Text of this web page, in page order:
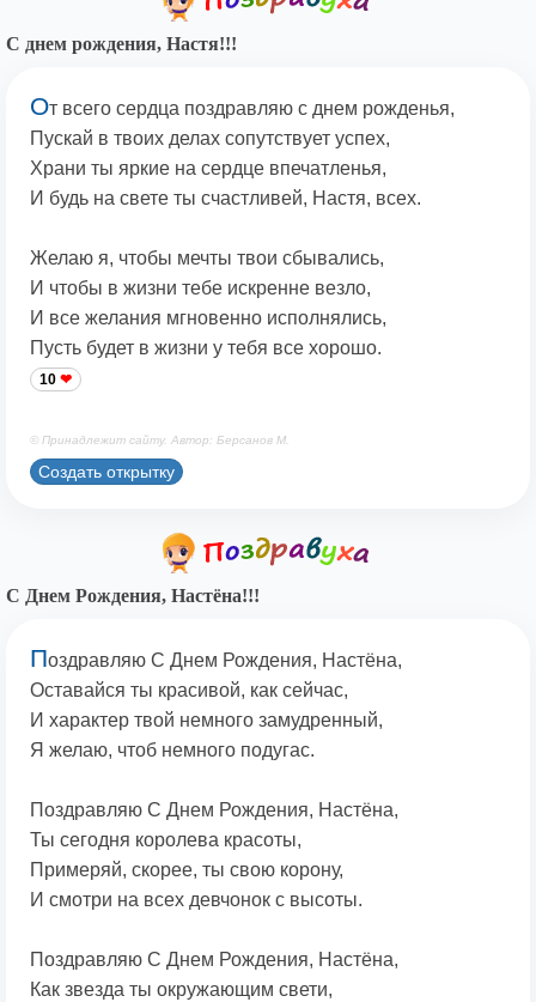
С днем рождения, Настя!!!
От всего сердца поздравляю с днем рожденья,
Пускай в твоих делах сопутствует успех,
Храни ты яркие на сердце впечатленья,
И будь на свете ты счастливей, Настя, всех.
Желаю я, чтобы мечты твои сбывались,
И чтобы в жизни тебе искренне везло,
И все желания мгновенно исполнялись,
Пусть будет в жизни у тебя все хорошо.
10
© Принадлежит сайту. Автор: Берсанов М.
Создать открытку
С Днем Рождения, Настёна!!!
Поздравляю С Днем Рождения, Настёна,
Оставайся ты красивой, как сейчас,
И характер твой немного замудренный,
Я желаю, чтоб немного подугас.
Поздравляю С Днем Рождения, Настёна,
Ты сегодня королева красоты,
Примеряй, скорее, ты свою корону,
И смотри на всех девчонок с высоты.
Поздравляю С Днем Рождения, Настёна,
Как звезда ты окружающим свети,